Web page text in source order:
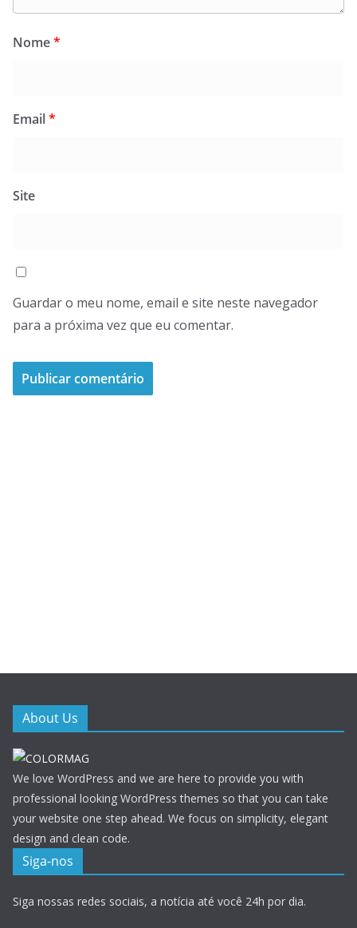
Nome*
Email*
Site
Guardar o meu nome, email e site neste navegador
para a próxima vez que eu comentar.
About Us
We love WordPress and we are here to provide you with
professional looking WordPress themes so that you can take
your website one step ahead. We focus on simplicity, elegant
design and clean code.
Siga-nos
Siga nossas redes sociais, a notícia até você 24h por dia.